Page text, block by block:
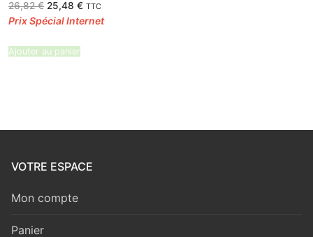
26,82€ Le
prix
initial
25,48 €Le
actuel
TTC
Ajouter au panier
VOTRE ESPACE
Mon compte
Panier